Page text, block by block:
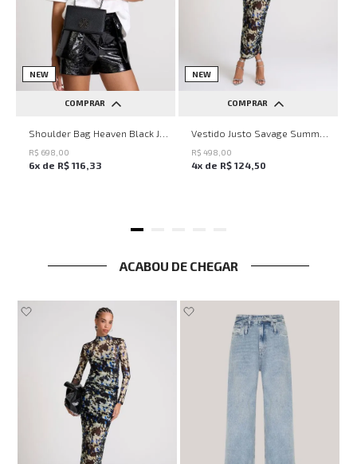
NEW
COMPRAR
UN
R$ 698 00
6x de R$ 116 33
NEW
COMPRAR
PP P M G
R$ 498 00
4x de R$ 124 50
ACABOU DE CHEGAR